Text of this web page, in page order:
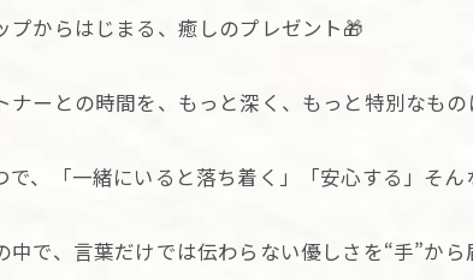
プからはじまる、癒しのプレゼント🎁
ナーとの時間を、もっと深く、もっと特別なもの
で、「一緒にいると落ち着く」「安心する」そ
中で、言葉だけでは伝わらない優しさを“手”から